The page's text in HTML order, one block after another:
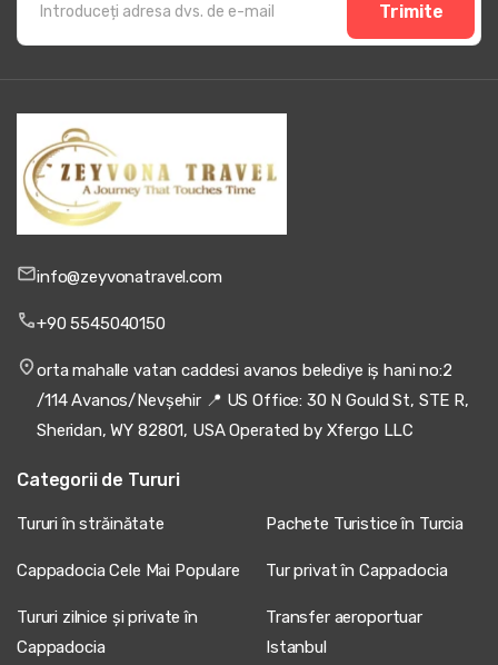
Trimite
info@zeyvonatravel.com
+90 5545040150
orta mahalle vatan caddesi avanos belediye iş hani no:2
/114 Avanos/Nevşehir 📍 US Office: 30 N Gould St, STE R,
Sheridan, WY 82801, USA Operated by Xfergo LLC
Categorii de Tururi
Tururi în străinătate Pachete Turistice în Turcia
Cappadocia Cele Mai Populare Tur privat în Cappadocia
Tururi zilnice și private în
Cappadocia
Transfer aeroportuar
Istanbul